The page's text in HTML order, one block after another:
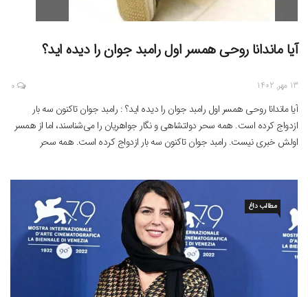
آیا ماندانا روحی همسر اول رامبد جوان را دیده اید؟
13 مهر, 1402 0
آیا ماندانا روحی همسر اول رامبد جوان را دیده اید؟ : رامبد جوان تاکنون سه بار
ازدواج کرده است. همه سحر دولتشاهی و نگار جواهریان را می‌شناسند، اما از همسر
اولش خبری نیست. رامبد جوان تاکنون سه بار ازدواج کرده است. همه سحر
مطالب داغ